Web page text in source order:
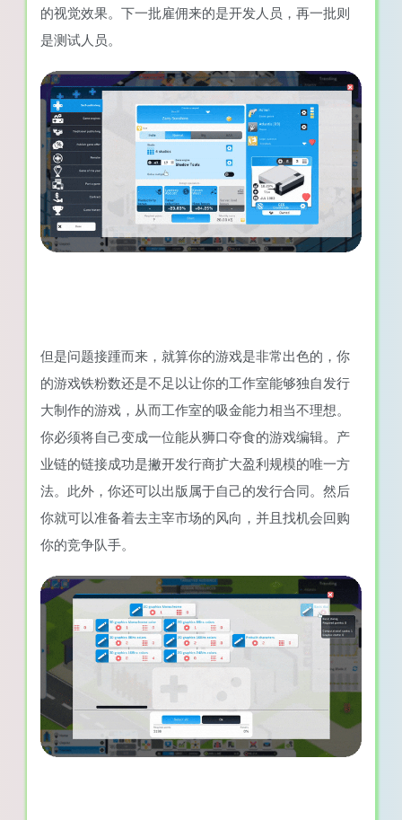
的视觉效果。下一批雇佣来的是开发人员，再一批则
是测试人员。
但是问题接踵而来，就算你的游戏是非常出色的，你
的游戏铁粉数还是不足以让你的工作室能够独自发行
大制作的游戏，从而工作室的吸金能力相当不理想。
你必须将自己变成一位能从狮口夺食的游戏编辑。产
业链的链接成功是撇开发行商扩大盈利规模的唯一方
法。此外，你还可以出版属于自己的发行合同。然后
你就可以准备着去主宰市场的风向，并且找机会回购
你的竞争队手。